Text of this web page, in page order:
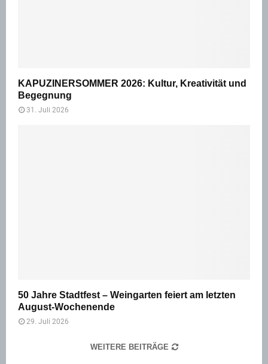
KAPUZINERSOMMER 2026: Kultur, Kreativität und
Begegnung
31. Juli 2026
50 Jahre Stadtfest – Weingarten feiert am letzten
August-Wochenende
29. Juli 2026
WEITERE BEITRÄGE